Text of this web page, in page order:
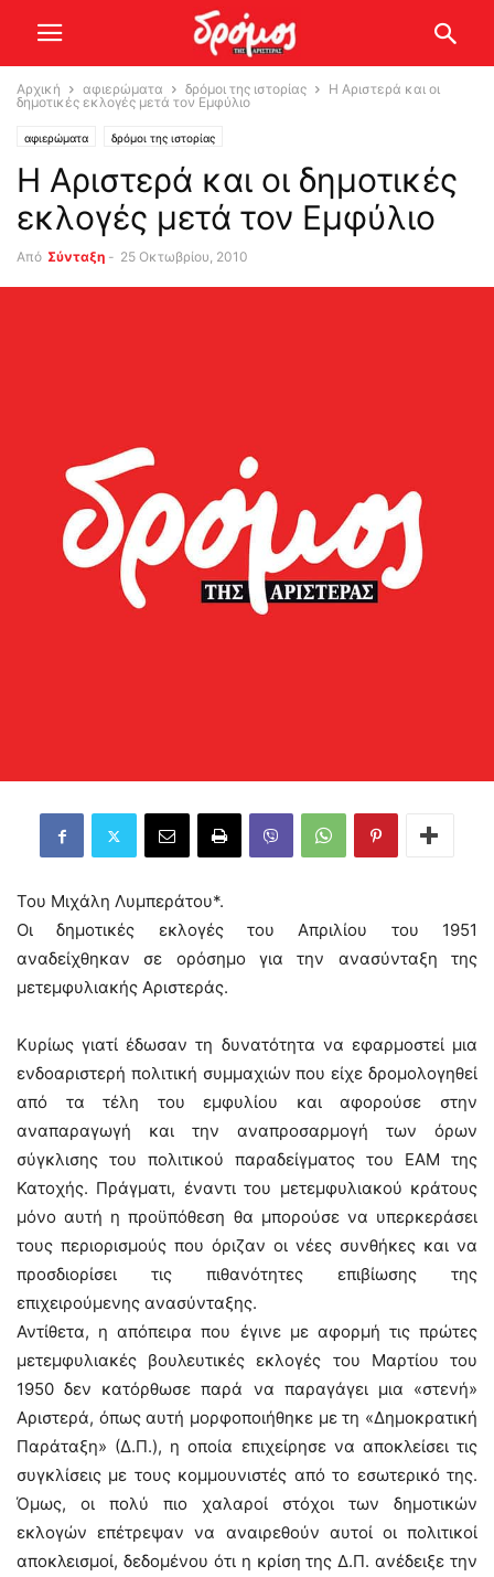
Αρχική αφιερώματα δρόμοι της ιστορίας
Η Αριστερά και οι
δημοτικές εκλογές μετά τον Εμφύλιο
αφιερώματα δρόμοι της ιστορίας
Η Αριστερά και οι δημοτικές
εκλογές μετά τον Εμφύλιο
Από Σύνταξη - 25 Οκτωβρίου, 2010
Του Μιχάλη Λυμπεράτου*.
Οι δημοτικές εκλογές του Απριλίου του 1951
αναδείχθηκαν σε ορόσημο για την ανασύνταξη της
μετεμφυλιακής Αριστεράς.
Κυρίως γιατί έδωσαν τη δυνατότητα να εφαρμοστεί μια
ενδοαριστερή πολιτική συμμαχιών που είχε δρομολογηθεί
από τα τέλη του εμφυλίου και αφορούσε στην
αναπαραγωγή και την αναπροσαρμογή των όρων
σύγκλισης του πολιτικού παραδείγματος του ΕΑΜ της
Κατοχής. Πράγματι, έναντι του μετεμφυλιακού κράτους
μόνο αυτή η προϋπόθεση θα μπορούσε να υπερκεράσει
τους περιορισμούς που όριζαν οι νέες συνθήκες και να
προσδιορίσει τις πιθανότητες επιβίωσης της
επιχειρούμενης ανασύνταξης.
Αντίθετα, η απόπειρα που έγινε με αφορμή τις πρώτες
μετεμφυλιακές βουλευτικές εκλογές του Μαρτίου του
1950 δεν κατόρθωσε παρά να παραγάγει μια «στενή»
Αριστερά, όπως αυτή μορφοποιήθηκε με τη «Δημοκρατική
Παράταξη» (Δ.Π.), η οποία επιχείρησε να αποκλείσει τις
συγκλίσεις με τους κομμουνιστές από το εσωτερικό της.
Όμως, οι πολύ πιο χαλαροί στόχοι των δημοτικών
εκλογών επέτρεψαν να αναιρεθούν αυτοί οι πολιτικοί
αποκλεισμοί, δεδομένου ότι η κρίση της Δ.Π. ανέδειξε την